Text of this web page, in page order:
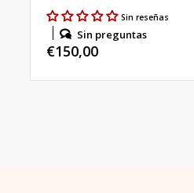
Sin reseñas
Sin preguntas
Precio
€150,00